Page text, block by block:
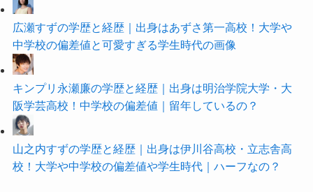
広瀬すずの学歴と経歴｜出身はあずさ第一高校！大学や
中学校の偏差値と可愛すぎる学生時代の画像
キンプリ永瀬廉の学歴と経歴｜出身は明治学院大学・大
阪学芸高校！中学校の偏差値｜留年しているの？
山之内すずの学歴と経歴｜出身は伊川谷高校・立志舎高
校！大学や中学校の偏差値や学生時代｜ハーフなの？